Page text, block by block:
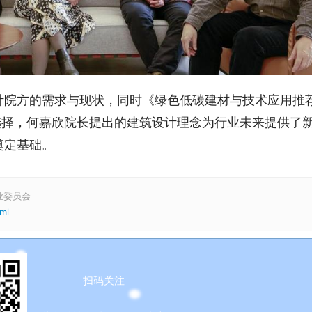
方的需求与现状，同时《绿色低碳建材与技术应用推
，何嘉欣院长提出的建筑设计理念为行业未来提供了
基础。
委员会
扫码关注